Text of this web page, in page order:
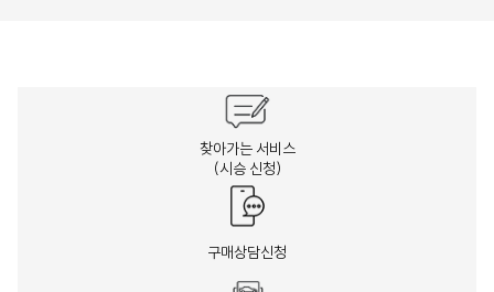
찾아가는 서비스
(시승 신청)
구매상담신청